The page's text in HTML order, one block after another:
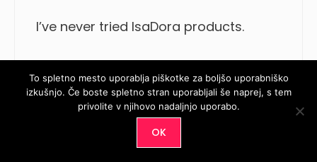
I’ve never tried IsaDora products.
Cristina Popescu
To spletno mesto uporablja piškotke za boljšo uporabniško
izkušnjo. Če boste spletno stran uporabljali še naprej, s tem
privolite v njihovo nadaljnjo uporabo.
OK